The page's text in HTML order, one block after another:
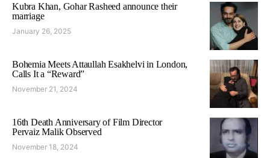
Kubra Khan, Gohar Rasheed announce their
marriage
January 26, 2025
Bohemia Meets Attaullah Esakhelvi in London,
Calls It a “Reward”
November 21, 2024
16th Death Anniversary of Film Director
Pervaiz Malik Observed
November 18, 2024